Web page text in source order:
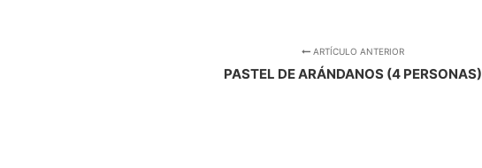
ARTÍCULO ANTERIOR
PASTEL DE ARÁNDANOS (4 PERSONAS)